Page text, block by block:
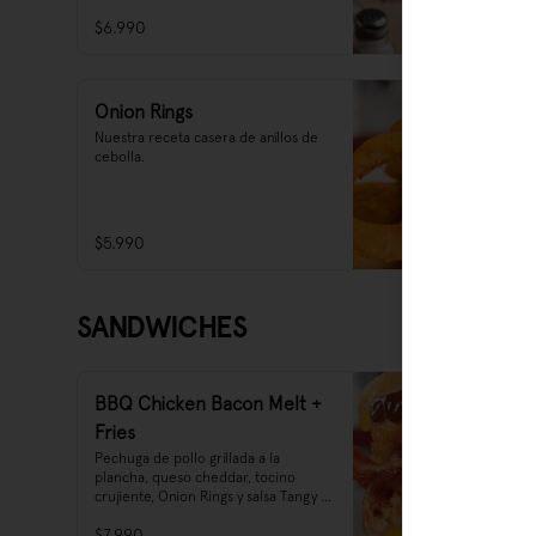
$6.990
Onion Rings
Nuestra receta casera de anillos de
cebolla.
$5.990
SANDWICHES
BBQ Chicken Bacon Melt +
Fries
Pechuga de pollo grillada a la
plancha, queso cheddar, tocino
crujiente, Onion Rings y salsa Tangy